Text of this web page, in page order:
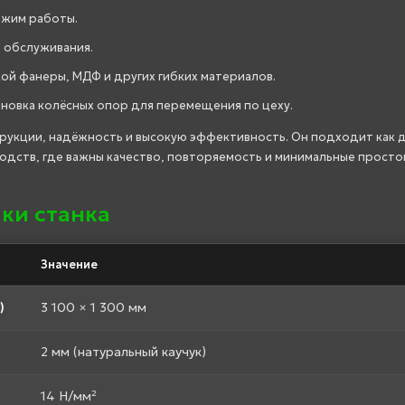
работы.
обслуживания.
фанеры, МДФ и других гибких материалов.
колёсных опор для перемещения по цеху.
надёжность и высокую эффективность. Он подходит как
где важны качество, повторяемость и минимальные
станка
Значение
3 100 × 1 300 мм
2 мм (натуральный каучук)
14 Н/мм²